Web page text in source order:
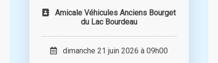
Amicale Véhicules Anciens Bourget
du Lac Bourdeau
dimanche 21 juin 2026 à 09h00